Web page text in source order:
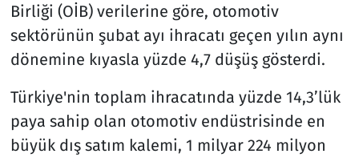
Birliği (OİB) verilerine göre, otomotiv
sektörünün şubat ayı ihracatı geçen yılın aynı
dönemine kıyasla yüzde 4,7 düşüş gösterdi.
Türkiye'nin toplam ihracatında yüzde 14,3’lük
paya sahip olan otomotiv endüstrisinde en
büyük dış satım kalemi, 1 milyar 224 milyon
Televizyon